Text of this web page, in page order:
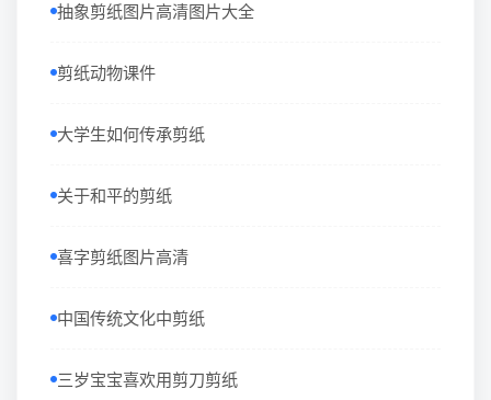
抽象剪纸图片高清图片大全
剪纸动物课件
大学生如何传承剪纸
关于和平的剪纸
喜字剪纸图片高清
中国传统文化中剪纸
三岁宝宝喜欢用剪刀剪纸